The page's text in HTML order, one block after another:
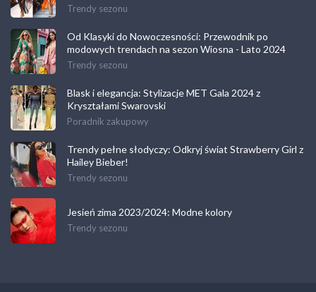
Trendy sezonu
Od Klasyki do Nowoczesności: Przewodnik po
modowych trendach na sezon Wiosna - Lato 2024
Trendy sezonu
Blask i elegancja: Stylizacje MET Gala 2024 z
Kryształami Swarovski
Poradnik zakupowy
Trendy pełne słodyczy: Odkryj świat Strawberry Girl z
Hailey Bieber!
Trendy sezonu
Jesień zima 2023/2024: Modne kolory
Trendy sezonu